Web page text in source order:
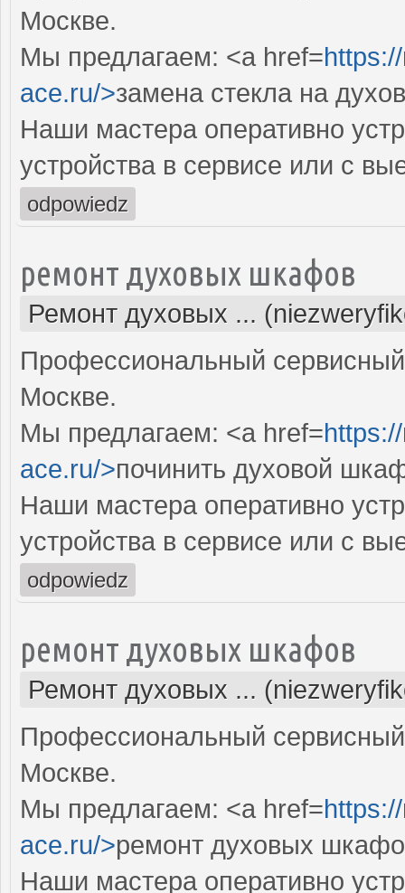
Москве.
Мы предлагаем: <a href=
ace.ru/>замена стекла на
Наши мастера оперативно
устройства в сервисе или с
odpowiedz
ремонт духовых шкафов
Ремонт духовых ...
Профессиональный
Москве.
Мы предлагаем: <a href=
ace.ru/>починить духовой
Наши мастера оперативно
устройства в сервисе или с
odpowiedz
ремонт духовых шкафов
Ремонт духовых ...
Профессиональный
Москве.
Мы предлагаем: <a href=
ace.ru/>ремонт духовых
Наши мастера оперативно